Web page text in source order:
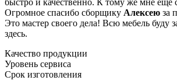
Огромное спасибо сборщику Алексею за
Это мастер своего дела! Всю мебель буду
здесь.
Качество продукции
Уровень сервиса
Срок изготовления